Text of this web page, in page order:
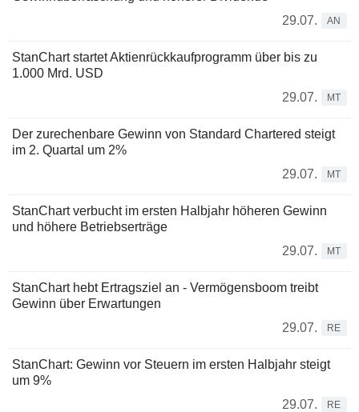
29.07.
AN
StanChart startet Aktienrückkaufprogramm über bis zu
1.000 Mrd. USD
29.07.
MT
Der zurechenbare Gewinn von Standard Chartered steigt
im 2. Quartal um 2%
29.07.
MT
StanChart verbucht im ersten Halbjahr höheren Gewinn
und höhere Betriebserträge
29.07.
MT
StanChart hebt Ertragsziel an - Vermögensboom treibt
Gewinn über Erwartungen
29.07.
RE
StanChart: Gewinn vor Steuern im ersten Halbjahr steigt
um 9%
29.07.
RE